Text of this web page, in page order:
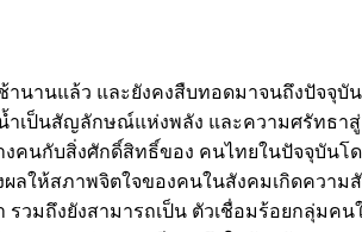
านานแล้ว และยังคงสืบทอดมาจนถึงปัจจุบั
าเป็นสัญลักษณ์แห่งพลัง และความศรัทธา
คนกับสิ่งศักดิ์สิทธิ์ของ คนไทยในปัจจุบันโ
ลให้สภาพจิตใจของคนในสังคมเกิดความ
วมถึงยังสามารถเป็น ตัวเชื่อมร้อยกลุ่มคน